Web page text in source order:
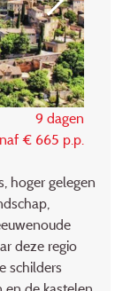
9 dagen
€ 665 p.p.
hoger gelegen
deze regio
schilders